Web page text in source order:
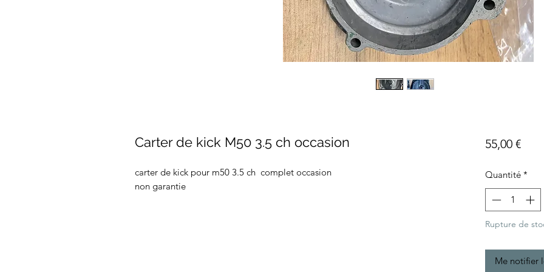
Carter de kick M50 3.5 ch occasion
carter de kick pour m50 3.5 ch complet occasion
non garantie
55,00 €Prix
Quantité *
Rupture de
Me notifier